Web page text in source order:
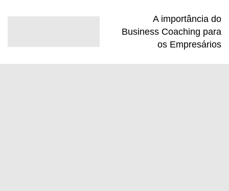
A importância do
Business Coaching para
os Empresários